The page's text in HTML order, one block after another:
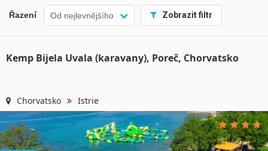
Řazení Od nejlevnějšího Zobrazit filtr
Kemp Bijela Uvala (karavany), Poreč, Chorvatsko
Chorvatsko Istrie